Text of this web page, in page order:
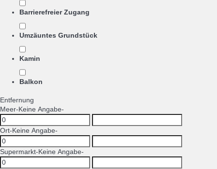
Barrierefreier Zugang
Umzäuntes Grundstück
Kamin
Balkon
Entfernung
Meer-Keine Angabe-
Ort-Keine Angabe-
Supermarkt-Keine Angabe-